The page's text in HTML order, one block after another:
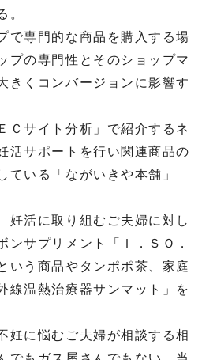
。
で専門的な商品を購入する場
プの専門性とそのショップマ
きくコンバージョンに影響す
Ｃサイト分析」で紹介するネ
活サポートを行い関連商品の
ている「ながいきや本舗」
活に取り組むご夫婦に対し
ンサプリメント「Ｉ．ＳＯ．
いう商品やタンポポ茶、家庭
線温熱治療器サンマット」を
妊に悩むご夫婦が相談する相